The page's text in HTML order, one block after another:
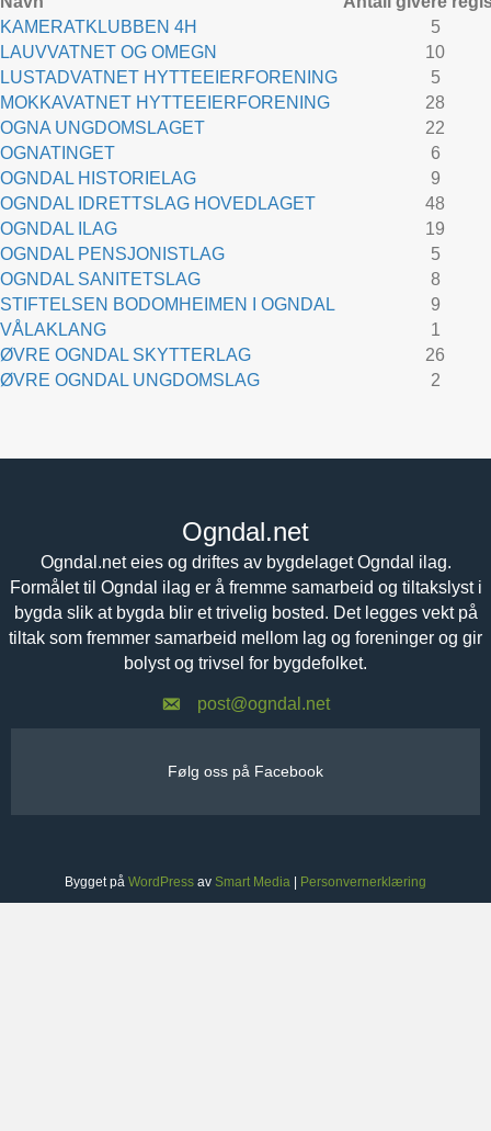
KAMERATKLUBBEN 4H
5
LAUVVATNET OG OMEGN
10
LUSTADVATNET HYTTEEIERFORENING
5
MOKKAVATNET HYTTEEIERFORENING
28
OGNA UNGDOMSLAGET
22
OGNATINGET
6
OGNDAL HISTORIELAG
9
OGNDAL IDRETTSLAG HOVEDLAGET
48
OGNDAL ILAG
19
OGNDAL PENSJONISTLAG
5
OGNDAL SANITETSLAG
8
STIFTELSEN BODOMHEIMEN I OGNDAL
9
VÅLAKLANG
1
ØVRE OGNDAL SKYTTERLAG
26
ØVRE OGNDAL UNGDOMSLAG
2
Ogndal.net
Ogndal.net eies og driftes av bygdelaget Ogndal ilag.
Formålet til Ogndal ilag er å fremme samarbeid og tiltakslyst i
bygda slik at bygda blir et trivelig bosted. Det legges vekt på
tiltak som fremmer samarbeid mellom lag og foreninger og gir
bolyst og trivsel for bygdefolket.
post@ogndal.net
Følg oss på Facebook
Bygget på WordPress av Smart Media Personvernerklæring